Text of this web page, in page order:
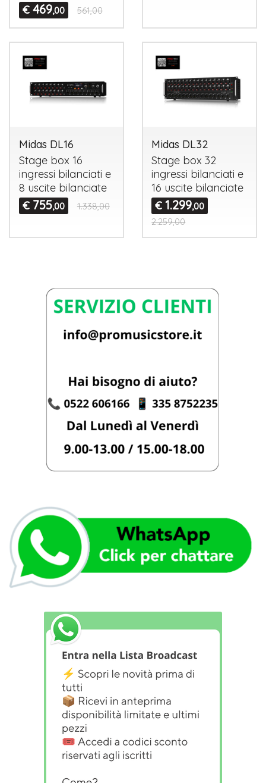
€ 469,00 561,00
Midas DL16
Stage box 16
ingressi bilanciati e
8 uscite bilanciate
€ 755,00 1.338,00
Midas DL32
Stage box 32
ingressi bilanciati e
16 uscite bilanciate
€ 1.299,00
2.259,00